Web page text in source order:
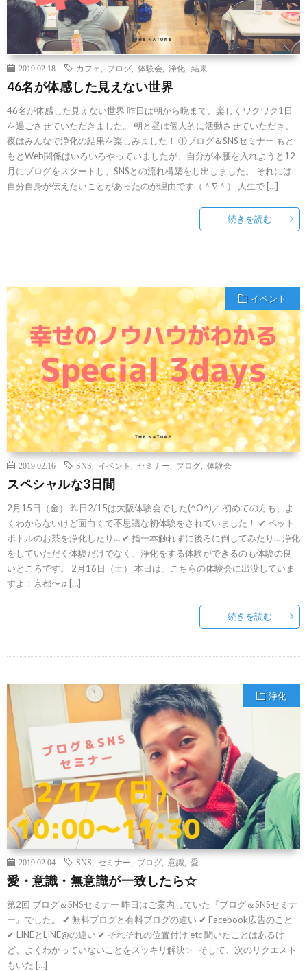
2019.02.18 カフェ ブログ 体験会 浄化 結果
46名が体感した見えない世界
46名が体感した見えない世界 昨日は朝から晩まで、楽しくワクワク1日
を過ごさせていただきました。 朝と昼は個人的に活動させていただき、
夜はみんなで浄化の結果を楽しみました！ ①ブログ＆SNSセミナー もと
もとWeb関係はいろいろやっていましたが、自分が本腰を入れようと12
月にブログをスタートし、SNSとの流れ構築をし出しました。 それには
自分自身が伝えたいことがあったのが理由です（＾∇＾） 人生で […]
続きを読む
イベント
2019.02.16 SNS イベント セミナー ブログ 体験会
スペシャルな3日間
2月15日（金） 昨日2/15は大阪体験会でした(^O^)／ 初めての方も、よ
くわからないけど面白くて不思議な初体験をされていました！ ✔︎ ペット
ボトルのお茶を浄化したり… ✔︎ 指一本触れずに後ろに倒してみたり… 浄化
をしていただく体験だけでなく、浄化をする体験ができるのも体験の良
いところです。 2月16日（土） 本日は、こちらの体験会に出没していま
すよ！京都〜♫ […]
続きを読む
浄化
2019.02.04 SNS セミナー ブログ 意識 愛
愛・意識・無意識が一致したら☆
第2回 ブログ＆SNSセミナー 昨日はご案内していた『ブログ＆SNSセミナ
ー』でした。 ✔︎ 無料ブログと有料ブログの違い ✔︎ Facebook広告のこと
✔︎ LINEとLINE@の違い ✔︎ それぞれの位置付け etc 聞いたことはあるけ
ど、よくわかっていないことをスッキリ解決✨ そして、次のリクエスト
もいた […]